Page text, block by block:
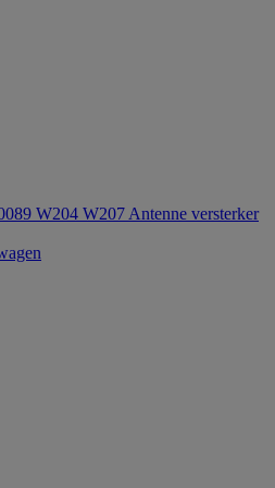
W204 W207 Antenne versterker